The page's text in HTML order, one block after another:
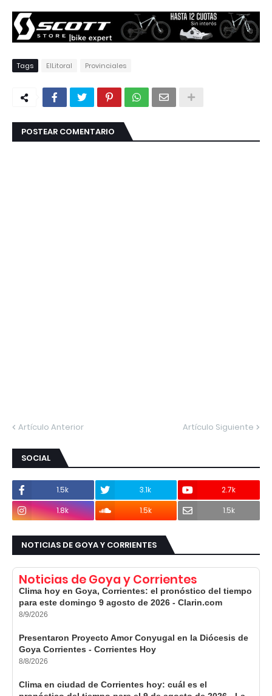
Tags ElLitoral Provinciales
POSTEAR COMENTARIO
Artículo Anterior Artículo Siguiente
SOCIAL
1.5k 3.1k
2.7k
1.8k
1.5k 1.5k
NOTICIAS DE GOYA Y CORRIENTES
Noticias de Goya y Corrientes
Clima hoy en Goya, Corrientes: el pronóstico del tiempo
para este domingo 9 agosto de 2026 - Clarin.com
8/9/2026
Presentaron Proyecto Amor Conyugal en la Diócesis de
Goya Corrientes - Corrientes Hoy
8/8/2026
Clima en ciudad de Corrientes hoy: cuál es el